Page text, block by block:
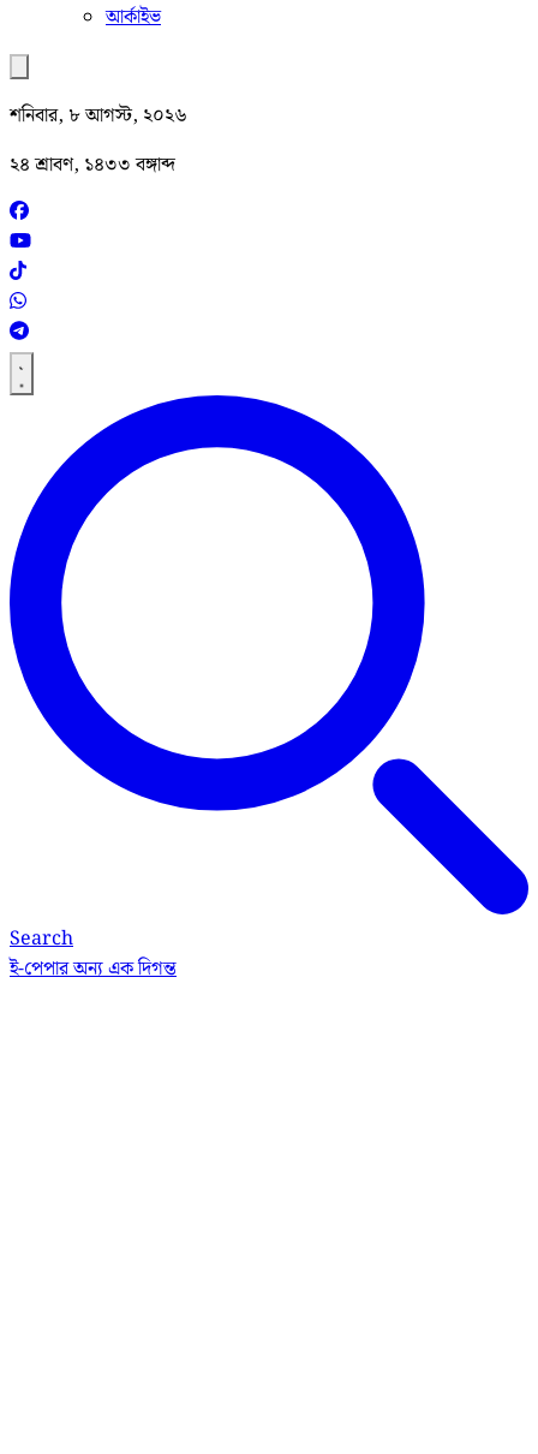
আর্কাইভ
শনিবার, ৮ আগস্ট, ২০২৬
২৪ শ্রাবণ, ১৪৩৩ বঙ্গাব্দ
Search
ই-পেপারঅন্য এক দিগন্ত